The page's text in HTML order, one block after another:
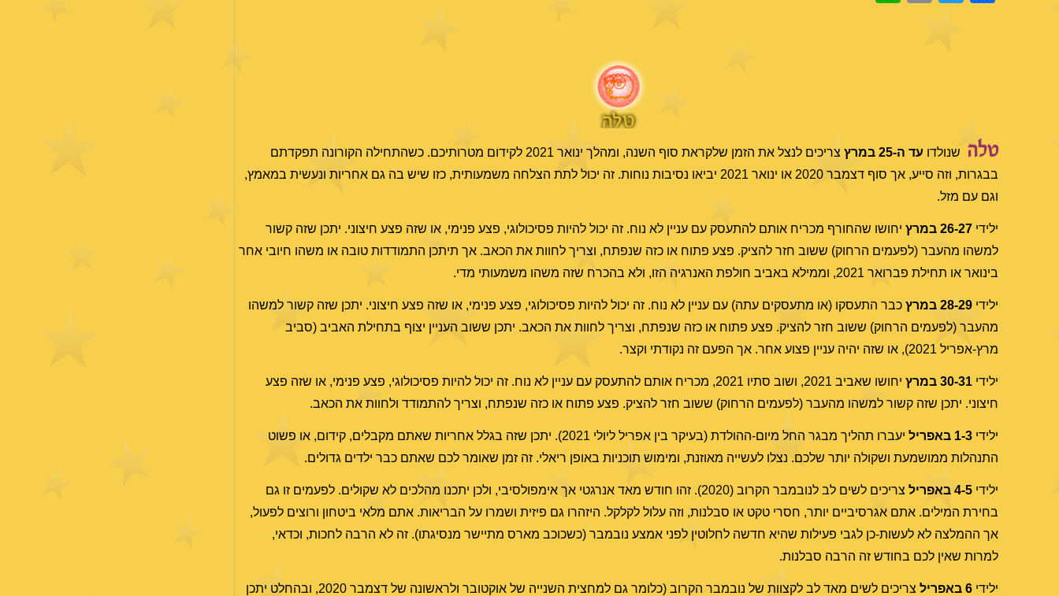
טלה שנולדו עד ה-25 במרץ
צריכים לנצל את הזמן שלקראת סוף השנה, ומהלך ינואר 2021 לקידום מטרותיכם. כשהתחילה הקורונה תפקדתם
בבגרות, וזה סייע, אך סוף דצמבר 2020 או ינואר 2021 יביאו נסיבות נוחות. זה יכול לתת הצלחה משמעותית, כזו שיש בה גם אחריות ונעשית במאמץ,
וגם עם מזל.
ילידי 26-27 במרץ
יחושו שהחורף מכריח אותם להתעסק עם עניין לא נוח. זה יכול להיות פסיכולוגי, פצע פנימי, או שזה פצע חיצוני. יתכן שזה קשור
למשהו מהעבר (לפעמים הרחוק) ששוב חזר להציק. פצע פתוח או כזה שנפתח, וצריך לחוות את הכאב. אך תיתכן התמודדות טובה או משהו חיובי אחר
בינואר או תחילת פברואר 2021, וממילא באביב חולפת האנרגיה הזו, ולא בהכרח שזה משהו משמעותי מדי.
ילידי 28-29 במרץ
כבר התעסקו (או מתעסקים עתה) עם עניין לא נוח. זה יכול להיות פסיכולוגי, פצע פנימי, או שזה פצע חיצוני. יתכן שזה קשור למשהו
מהעבר (לפעמים הרחוק) ששוב חזר להציק. פצע פתוח או כזה שנפתח, וצריך לחוות את הכאב. יתכן ששוב העניין יצוף בתחילת האביב (סביב
מרץ-אפריל 2021), או שזה יהיה עניין פצוע אחר. אך הפעם זה נקודתי וקצר.
ילידי 30-31 במרץ
יחושו שאביב 2021, ושוב סתיו 2021, מכריח אותם להתעסק עם עניין לא נוח. זה יכול להיות פסיכולוגי, פצע פנימי, או שזה פצע
חיצוני. יתכן שזה קשור למשהו מהעבר (לפעמים הרחוק) ששוב חזר להציק. פצע פתוח או כזה שנפתח, וצריך להתמודד ולחוות את הכאב.
ילידי 1-3 באפריל
יעברו תהליך מבגר החל מיום-ההולדת (בעיקר בין אפריל ליולי 2021). יתכן שזה בגלל אחריות שאתם מקבלים, קידום, או פשוט
התנהלות ממושמעת ושקולה יותר שלכם. נצלו לעשייה מאוזנת, ומימוש תוכניות באופן ריאלי. זה זמן שאומר לכם שאתם כבר ילדים גדולים.
ילידי 4-5 באפריל
צריכים לשים לב לנובמבר הקרוב (2020). זהו חודש מאד אנרגטי אך אימפולסיבי, ולכן יתכנו מהלכים לא שקולים. לפעמים זו גם
בחירת המילים. אתם אגרסיביים יותר, חסרי טקט או סבלנות, וזה עלול לקלקל. היזהרו גם פיזית ושמרו על הבריאות. אתם מלאי ביטחון ורוצים לפעול,
אך ההמלצה לא לעשות-כן לגבי פעילות שהיא חדשה לחלוטין לפני אמצע נובמבר (כשכוכב מארס מתיישר מנסיגתו). זה לא הרבה לחכות, וכדאי,
למרות שאין לכם בחודש זה הרבה סבלנות.
ילידי 6 באפריל
צריכים לשים מאד לב לקצוות של נובמבר הקרוב (כלומר גם למחצית השנייה של אוקטובר ולראשונה של דצמבר 2020, ובהחלט יתכן